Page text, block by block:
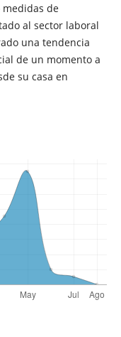
de
al sector laboral
una tendencia
de un momento a
su casa en